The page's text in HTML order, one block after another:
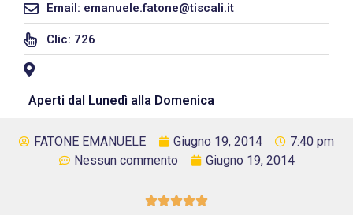
Email: emanuele.fatone@tiscali.it
Clic: 726
Aperti dal Lunedì alla Domenica
FATONE EMANUELE Giugno 19, 2014
7:40 pm
Nessun commento
Giugno 19, 2014
